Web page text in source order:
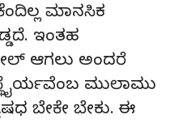
ಮಾನಸಿಕ
ಇಂತಹ
ಆಗಲು ಅಂದರೆ
ಮುಲಾಮು
ಬೇಕೇ ಬೇಕು. ಈ